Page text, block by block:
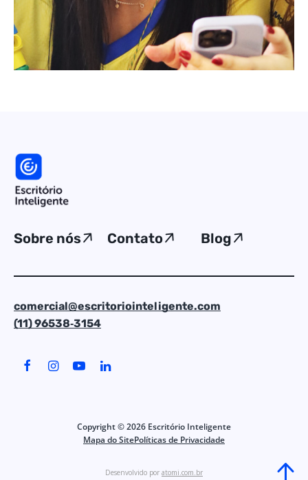
Sobre nós Contato Blog
comercial@escritoriointeligente.com
(11) 96538‑3154
Copyright ©2026 Escritório Inteligente
Mapa do SitePolíticas de Privacidade
Desenvolvido por atomi.com.br